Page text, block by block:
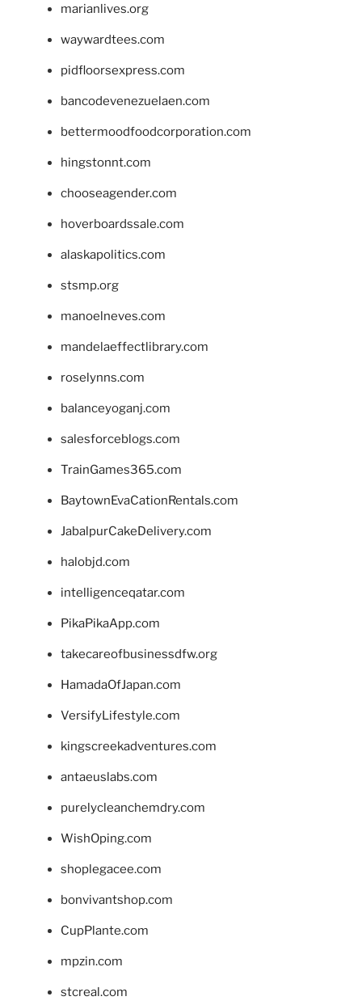
marianlives.org
waywardtees.com
pidfloorsexpress.com
bancodevenezuelaen.com
bettermoodfoodcorporation.com
hingstonnt.com
chooseagender.com
hoverboardssale.com
alaskapolitics.com
stsmp.org
manoelneves.com
mandelaeffectlibrary.com
roselynns.com
balanceyoganj.com
salesforceblogs.com
TrainGames365.com
BaytownEvaCationRentals.com
JabalpurCakeDelivery.com
halobjd.com
intelligenceqatar.com
PikaPikaApp.com
takecareofbusinessdfw.org
HamadaOfJapan.com
VersifyLifestyle.com
kingscreekadventures.com
antaeuslabs.com
purelycleanchemdry.com
WishOping.com
shoplegacee.com
bonvivantshop.com
CupPlante.com
mpzin.com
stcreal.com